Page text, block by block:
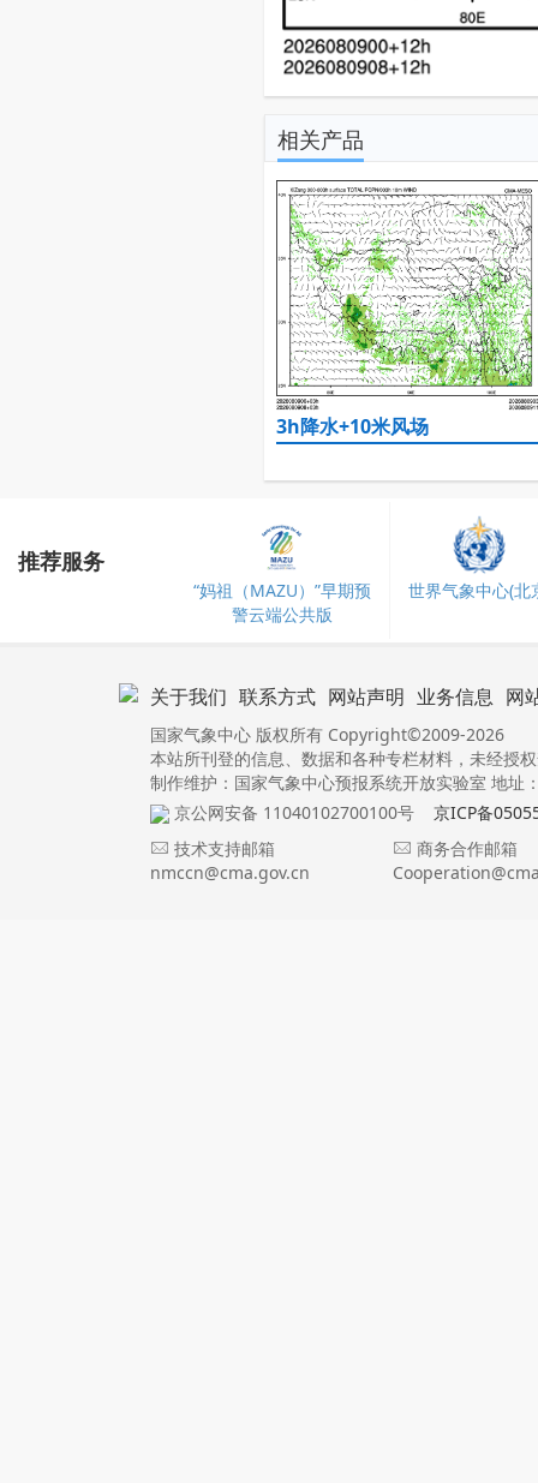
相关产品
3h降水+10米风场
推荐服务
“妈祖（MAZU）”早期预
警云端公共版
世界气象中心(北
关于我们 联系方式 网站声明 业务信息 网
国家气象中心 版权所有 Copyright©2009-2026
本站所刊登的信息、数据和各种专栏材料，未经授
制作维护：国家气象中心预报系统开放实验室 地址
京公网安备 11040102700100号
京ICP备
技术支持邮箱
nmccn@cma.gov.cn
商务合作邮箱